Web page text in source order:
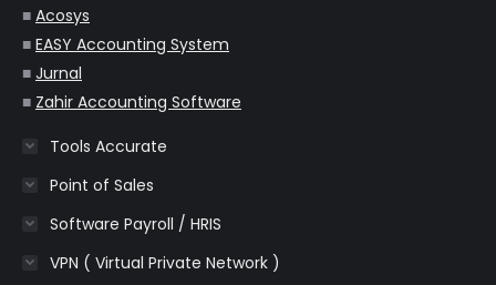
■ Acosys
■ EASY Accounting System
■ Jurnal
■ Zahir Accounting Software
Tools Accurate
Point of Sales
Software Payroll / HRIS
VPN ( Virtual Private Network )